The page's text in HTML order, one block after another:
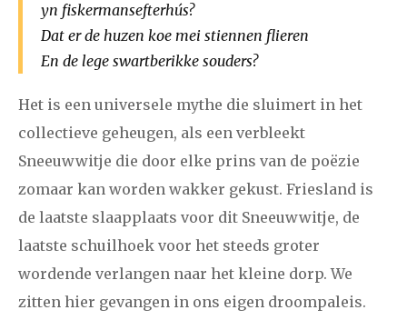
yn fiskermansefterhús?
Dat er de huzen koe mei stiennen flieren
En de lege swartberikke souders?
Het is een universele mythe die sluimert in het
collectieve geheugen, als een verbleekt
Sneeuwwitje die door elke prins van de poëzie
zomaar kan worden wakker gekust. Friesland is
de laatste slaapplaats voor dit Sneeuwwitje, de
laatste schuilhoek voor het steeds groter
wordende verlangen naar het kleine dorp. We
zitten hier gevangen in ons eigen droompaleis.